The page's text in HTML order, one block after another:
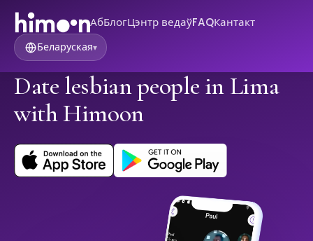
АбБлогЦэнтр ведаўFAQКантакт
Беларуская▾
Date lesbian people in Lima
with Himoon